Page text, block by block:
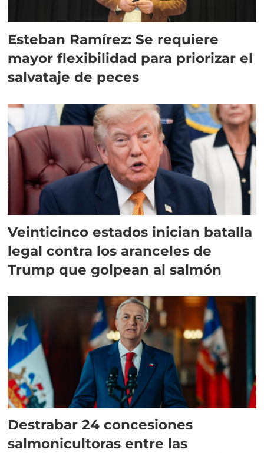
Esteban Ramírez: Se requiere
mayor flexibilidad para priorizar el
salvataje de peces
Veinticinco estados inician batalla
legal contra los aranceles de
Trump que golpean al salmón
Destrabar 24 concesiones
salmonicultoras entre las